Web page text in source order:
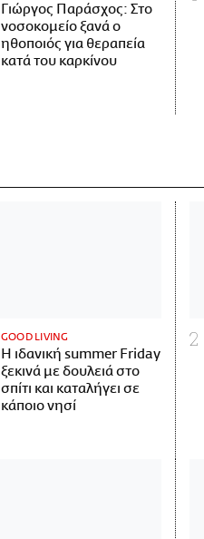
Γιώργος Παράσχος: Στο
νοσοκομείο ξανά ο
ηθοποιός για θεραπεία
κατά του καρκίνου
GOOD LIVING
Η ιδανική summer Friday
ξεκινά με δουλειά στο
σπίτι και καταλήγει σε
κάποιο νησί